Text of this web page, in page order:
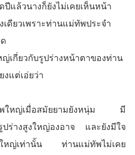
แล้วนางก็ยังไม่เคยเห็นหน้า
ดียวเพราะท่านแม่ทัพประจำ
เกี่ยวกับรูปร่างหน้าตาของท่าน
แต่เอ่ยว่า
พใหญ่เมื่อสมัยยามยังหนุ่ม มี
ร่างสูงใหญ่องอาจ และยังมีใจ
ใหญ่เท่านั้น ท่านแม่ทัพไม่เคย